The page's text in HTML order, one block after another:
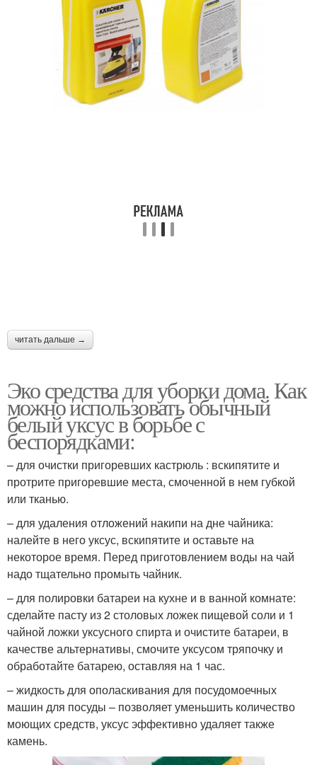
читать дальше →
Эко средства для уборки дома. Как
можно использовать обычный
белый уксус в борьбе с
беспорядками:
– для очистки пригоревших кастрюль : вскипятите и
протрите пригоревшие места, смоченной в нем губкой
или тканью.
– для удаления отложений накипи на дне чайника:
налейте в него уксус, вскипятите и оставьте на
некоторое время. Перед приготовлением воды на чай
надо тщательно промыть чайник.
– для полировки батареи на кухне и в ванной комнате:
сделайте пасту из 2 столовых ложек пищевой соли и 1
чайной ложки уксусного спирта и очистите батареи, в
качестве альтернативы, смочите уксусом тряпочку и
обработайте батарею, оставляя на 1 час.
– жидкость для ополаскивания для посудомоечных
машин для посуды – позволяет уменьшить количество
моющих средств, уксус эффективно удаляет также
камень.